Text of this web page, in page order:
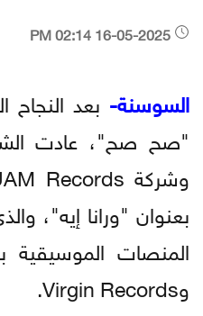
السوسنة- بعد النجاح
"صح صح"، عادت
بعنوان "ورانا إيه"،
وVirgin Records.